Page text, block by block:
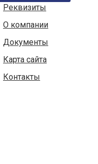
Реквизиты
О компании
Документы
Карта сайта
Контакты